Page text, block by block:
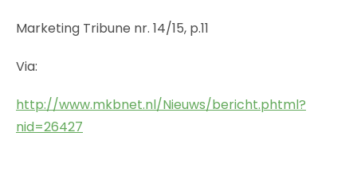
Marketing Tribune nr. 14/15, p.11
Via:
http://www.mkbnet.nl/Nieuws/bericht.phtml?
nid=26427